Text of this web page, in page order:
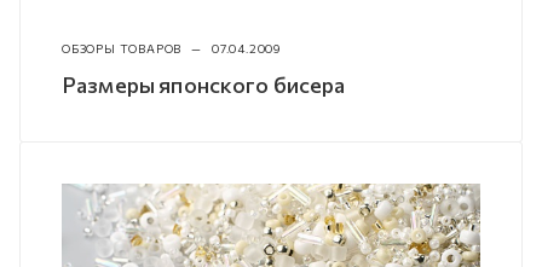
ОБЗОРЫ ТОВАРОВ — 07.04.2009
Размеры японского бисера